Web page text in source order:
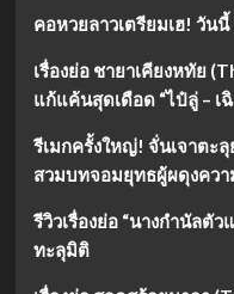
คอหวยลาวเตรียมเฮ! วัน
เรื่องย่อ ชายาเคียงหทัย
แก้แค้นสุดเดือด “ไป๋ลู่ – เ
รีเมกครั้งใหญ่! จั่นเจาตะลุ
สวมบทจอมยุทธผู้ผดุงคว
รีวิวเรื่องย่อ “นางกำนัลตั
ทะลุมิติ